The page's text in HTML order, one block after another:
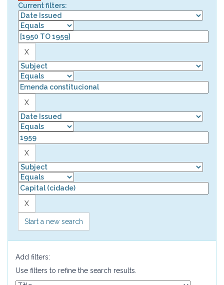
Current filters:
Start a new search
Add filters:
Use filters to refine the search results.